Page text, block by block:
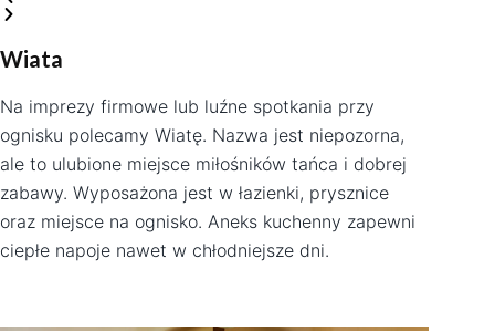
Wiata
Na imprezy firmowe lub luźne spotkania przy
ognisku polecamy Wiatę. Nazwa jest niepozorna,
ale to ulubione miejsce miłośników tańca i dobrej
zabawy. Wyposażona jest w łazienki, prysznice
oraz miejsce na ognisko. Aneks kuchenny zapewni
ciepłe napoje nawet w chłodniejsze dni.